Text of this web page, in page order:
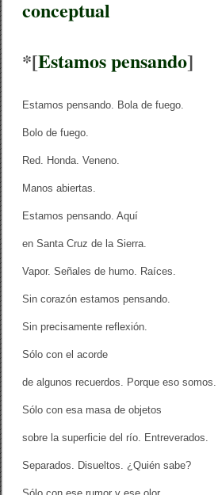
conceptual
*[Estamos pensando]
Estamos pensando. Bola de fuego.
Bolo de fuego.
Red. Honda. Veneno.
Manos abiertas.
Estamos pensando. Aquí
en Santa Cruz de la Sierra.
Vapor. Señales de humo. Raíces.
Sin corazón estamos pensando.
Sin precisamente reflexión.
Sólo con el acorde
de algunos recuerdos. Porque eso somos.
Sólo con esa masa de objetos
sobre la superficie del río. Entreverados.
Separados. Disueltos. ¿Quién sabe?